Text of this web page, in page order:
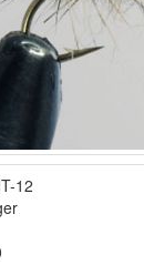
12